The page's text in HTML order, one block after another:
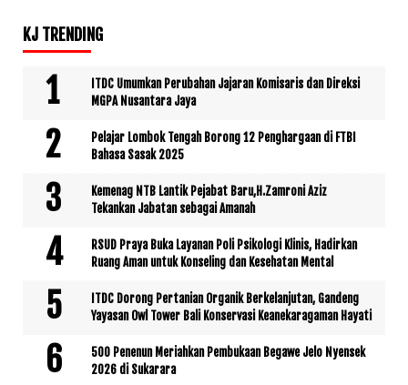
KJ TRENDING
ITDC Umumkan Perubahan Jajaran Komisaris dan Direksi
MGPA Nusantara Jaya
Pelajar Lombok Tengah Borong 12 Penghargaan di FTBI
Bahasa Sasak 2025
Kemenag NTB Lantik Pejabat Baru,H.Zamroni Aziz
Tekankan Jabatan sebagai Amanah
RSUD Praya Buka Layanan Poli Psikologi Klinis, Hadirkan
Ruang Aman untuk Konseling dan Kesehatan Mental
ITDC Dorong Pertanian Organik Berkelanjutan, Gandeng
Yayasan Owl Tower Bali Konservasi Keanekaragaman Hayati
500 Penenun Meriahkan Pembukaan Begawe Jelo Nyensek
2026 di Sukarara